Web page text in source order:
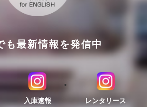
も最新情報を発信中
入庫速報
レンタリース